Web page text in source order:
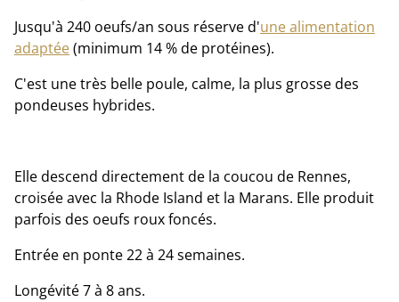
Jusqu'à 240 oeufs/an sous réserve d'une alimentation
adaptée(minimum 14 % de protéines).
C'est une très belle poule, calme, la plus grosse des
pondeuses hybrides.
Elle descend directement de la coucou de Rennes,
croisée avec la Rhode Island et la Marans. Elle produit
parfois des oeufs roux foncés.
Entrée en ponte 22 à 24 semaines.
Longévité 7 à 8 ans.